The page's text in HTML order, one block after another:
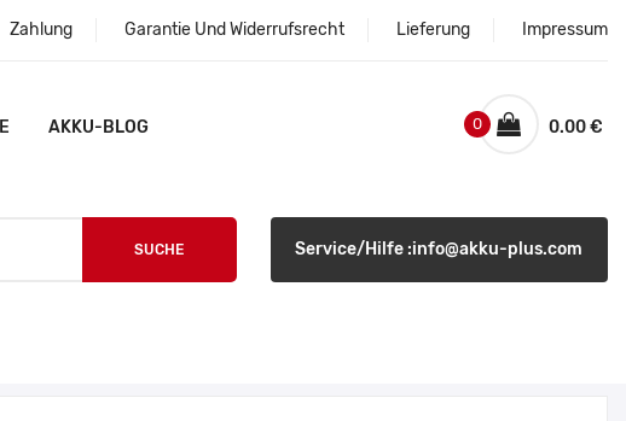
Zahlung Garantie Und Widerrufsrecht Lieferung Impressum
AKKU-BLOG 0.00 €
0
SUCHE Service/Hilfe :info@akku-plus.com